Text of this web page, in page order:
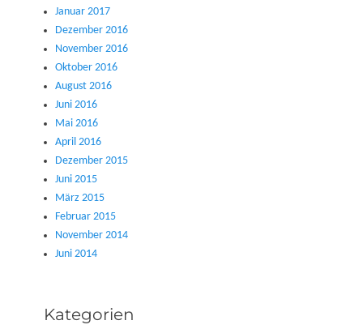
Januar 2017
Dezember 2016
November 2016
Oktober 2016
August 2016
Juni 2016
Mai 2016
April 2016
Dezember 2015
Juni 2015
März 2015
Februar 2015
November 2014
Juni 2014
Kategorien